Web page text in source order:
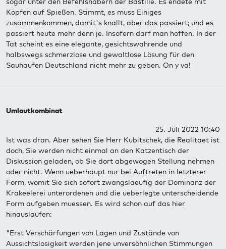
Köpfen auf Spießen. Stimmt, es muss Einiges
zusammenkommen, damit's knallt, aber das passiert; und es
passiert heute mehr denn je. Insofern darf man hoffen. In der
Tat scheint es eine elegante, gesichtswahrende und
halbswegs schmerzlose und gewaltlose Lösung für den
Sauhaufen Deutschland nicht mehr zu geben. On y va!
Umlautkombinat
25. Juli 2022 10:40
Ist was dran. Aber sehen Sie Herr Kubitschek, die Realitaet ist
doch, Sie werden nicht einmal an den Katzentisch der
Diskussion geladen, ob Sie dort abgewogen Stellung nehmen
oder nicht. Wenn ueberhaupt nur bei Auftreten in letzterer
Form, womit Sie sich sofort zwangslaeufig der Dominanz der
Krakeelerei unterordenen und die ueberlegte unterscheidende
Form aufgeben muessen. Es wird schon auf das hier
hinauslaufen:
"Erst Verschärfungen von Lagen und Zustände von
Aussichtslosigkeit werden jene unversöhnlichen Stimmungen